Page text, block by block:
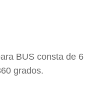
BUS consta de
grados.